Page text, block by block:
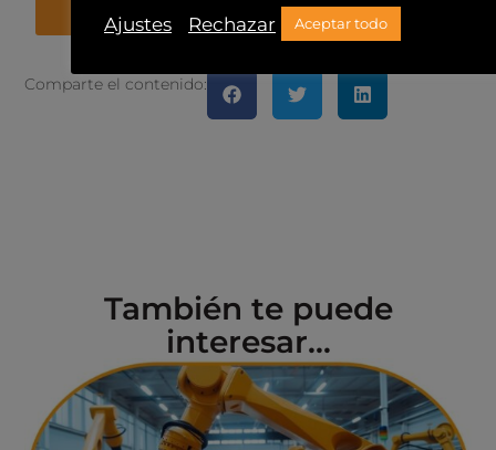
Enviar
Comparte el contenido:
También te puede
interesar...
Ajustes
Rechazar Aceptar todo